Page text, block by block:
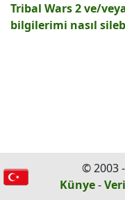
Tribal Wars 2 ve/
bilgilerimi nasıl
© 2003
Künye-